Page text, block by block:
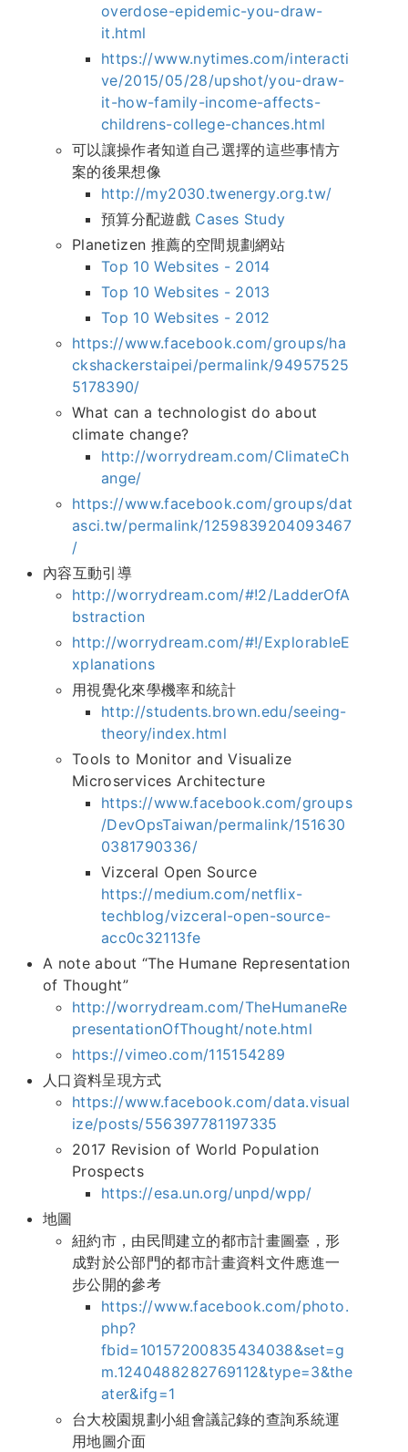
overdose-epidemic-you-draw-
it.html
https://www.nytimes.com/interacti
ve/2015/05/28/upshot/you-draw-
it-how-family-income-affects-
childrens-college-chances.html
可以讓操作者知道自己選擇的這些事情方
案的後果想像
http://my2030.twenergy.org.tw/
預算分配遊戲 Cases Study
Planetizen 推薦的空間規劃網站
Top 10 Websites - 2014
Top 10 Websites - 2013
Top 10 Websites - 2012
https://www.facebook.com/groups/ha
ckshackerstaipei/permalink/94957525
5178390/
What can a technologist do about
climate change?
http://worrydream.com/ClimateCh
ange/
https://www.facebook.com/groups/dat
asci.tw/permalink/1259839204093467
/
內容互動引導
http://worrydream.com/#!2/LadderOfA
bstraction
http://worrydream.com/#!/ExplorableE
xplanations
用視覺化來學機率和統計
http://students.brown.edu/seeing-
theory/index.html
Tools to Monitor and Visualize
Microservices Architecture
https://www.facebook.com/groups
/DevOpsTaiwan/permalink/151630
0381790336/
Vizceral Open Source
https://medium.com/netflix-
techblog/vizceral-open-source-
acc0c32113fe
A note about “The Humane Representation
of Thought”
http://worrydream.com/TheHumaneRe
presentationOfThought/note.html
https://vimeo.com/115154289
人口資料呈現方式
https://www.facebook.com/data.visual
ize/posts/556397781197335
2017 Revision of World Population
Prospects
https://esa.un.org/unpd/wpp/
地圖
紐約市，由民間建立的都市計畫圖臺，形
成對於公部門的都市計畫資料文件應進一
步公開的參考
https://www.facebook.com/photo.
php?
fbid=10157200835434038&set=g
m.1240488282769112&type=3&the
ater&ifg=1
台大校園規劃小組會議記錄的查詢系統運
用地圖介面